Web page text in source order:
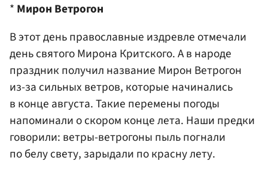
* Мирон Ветрогон
В этот день православные издревле отмечали
день святого Мирона Критского. А в народе
праздник получил название Мирон Ветрогон
из-за сильных ветров, которые начинались
в конце августа. Такие перемены погоды
напоминали о скором конце лета. Наши предки
говорили: ветры-ветрогоны пыль погнали
по белу свету, зарыдали по красну лету.